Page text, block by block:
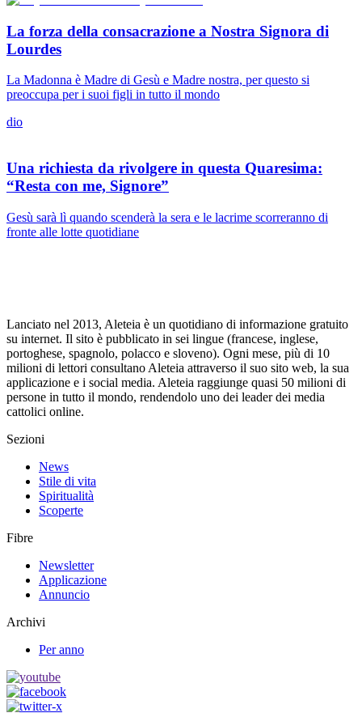
La forza della consacrazione a Nostra Signora di
Lourdes
La Madonna è Madre di Gesù e Madre nostra, per questo si
preoccupa per i suoi figli in tutto il mondo
dio
Una richiesta da rivolgere in questa Quaresima:
“Resta con me, Signore”
Gesù sarà lì quando scenderà la sera e le lacrime scorreranno di
fronte alle lotte quotidiane
Lanciato nel 2013, Aleteia è un quotidiano di informazione gratuito
su internet. Il sito è pubblicato in sei lingue (francese, inglese,
portoghese, spagnolo, polacco e sloveno). Ogni mese, più di 10
milioni di lettori consultano Aleteia attraverso il suo sito web, la sua
applicazione e i social media. Aleteia raggiunge quasi 50 milioni di
persone in tutto il mondo, rendendolo uno dei leader dei media
cattolici online.
Sezioni
News
Stile di vita
Spiritualità
Scoperte
Fibre
Newsletter
Applicazione
Annuncio
Archivi
Per anno